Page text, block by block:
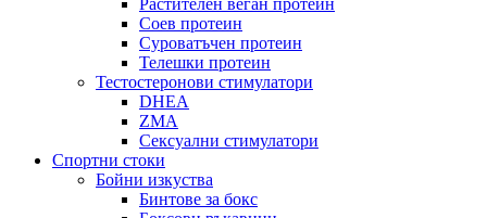
Соев протеин
Суроватъчен протеин
Телешки протеин
Тестостеронови стимулатори
DHEA
ZMA
Сексуални стимулатори
Спортни стоки
Бойни изкуства
Бинтове за бокс